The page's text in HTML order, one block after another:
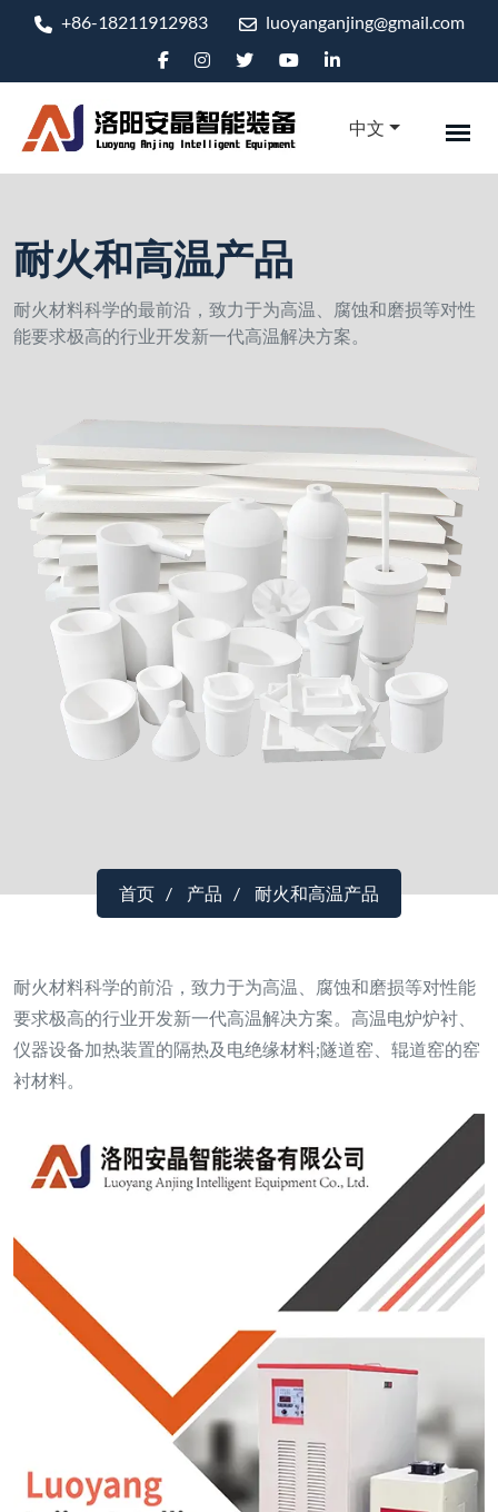
+86-18211912983 luoyanganjing@gmail.com
中文
耐火和高温产品
耐火材料科学的最前沿，致力于为高温、腐蚀和磨损等对性
能要求极高的行业开发新一代高温解决方案。
首页 产品 耐火和高温产品
耐火材料科学的前沿，致力于为高温、腐蚀和磨损等对性能
要求极高的行业开发新一代高温解决方案。高温电炉炉衬、
仪器设备加热装置的隔热及电绝缘材料;隧道窑、辊道窑的窑
衬材料。